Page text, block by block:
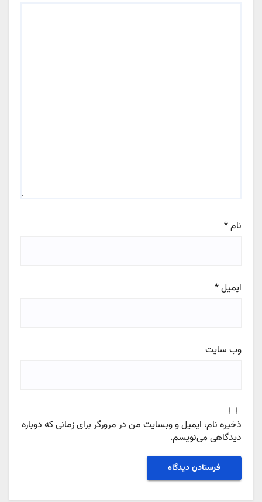
نام*
ایمیل*
وب‌ سایت
ذخیره نام، ایمیل و وبسایت من در مرورگر برای زمانی که دوباره
دیدگاهی می‌نویسم.